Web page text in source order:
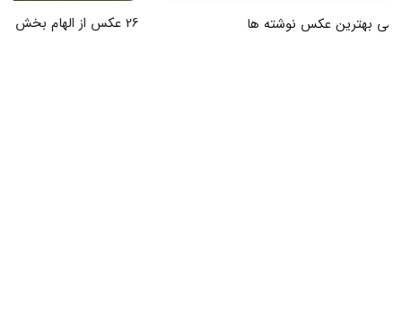
26 عکس از الهام بخش ترین عکس نوشته ها به انگلیسی